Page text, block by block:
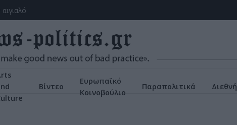
Βίντεο
Ευρωπαϊκό
Κοινοβούλιο
Παραπολιτικά Διεθνή